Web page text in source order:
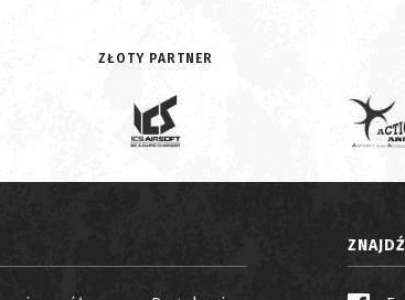
ZŁOTY PARTNER